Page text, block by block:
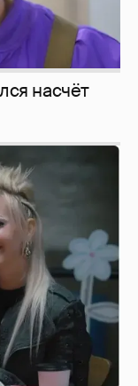
съёмках для